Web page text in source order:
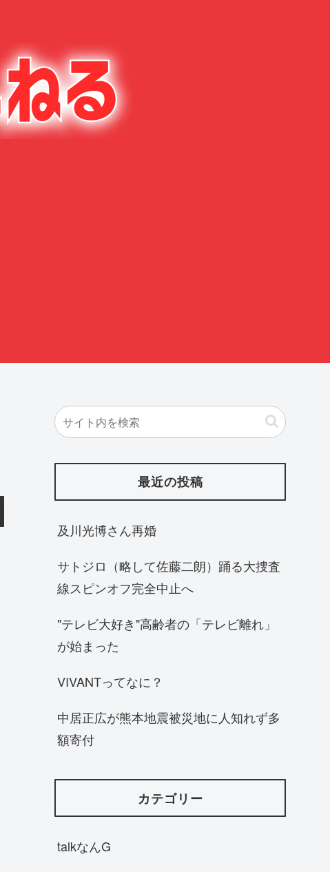
最近の投稿
及川光博さん再婚
サトジロ（略して佐藤二朗）踊る大捜査
線スピンオフ完全中止へ
"テレビ大好き"高齢者の「テレビ離れ」
が始まった
VIVANTってなに？
中居正広が熊本地震被災地に人知れず多
額寄付
カテゴリー
talkなんG